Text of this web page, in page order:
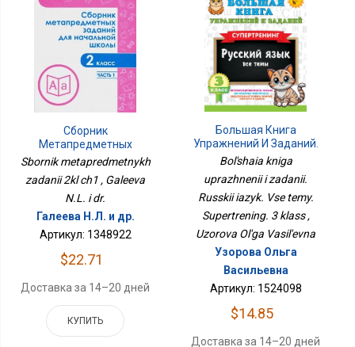
Сборник
Метапредметных
Заданий 2кл Ч1
Sbornik metapredmetnykh
zadanii 2kl ch1 , Galeeva
N.L. i dr.
Галеева Н.Л. и др.
Артикул: 1348922
$22.71
Доставка за 14–20 дней
КУПИТЬ
Большая Книга
Упражнений И Заданий.
Русский Язык. Все Темы.
Супертренинг. 3 Класс
Bol'shaia kniga
uprazhnenii i zadanii.
Russkii iazyk. Vse temy.
Supertrening. 3 klass ,
Uzorova Ol'ga Vasil'evna
Узорова Ольга
Васильевна
Артикул: 1524098
$14.85
Доставка за 14–20 дней